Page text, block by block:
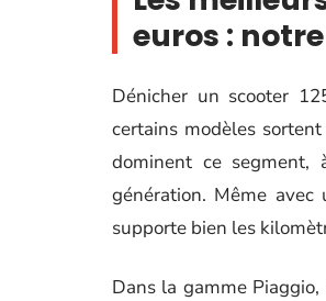
euros :
Dénicher un scooter
certains modèles
dominent ce segment,
génération. Même
supporte bien les
Dans la gamme